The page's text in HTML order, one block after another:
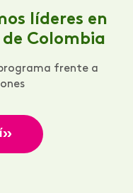
líderes en
Colombia
frente a
»